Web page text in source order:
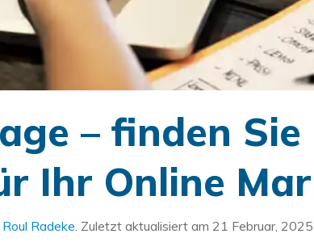
– finden
Ihr Online
Roul Radeke. Zuletzt aktualisiert am 21 Februar, 2025